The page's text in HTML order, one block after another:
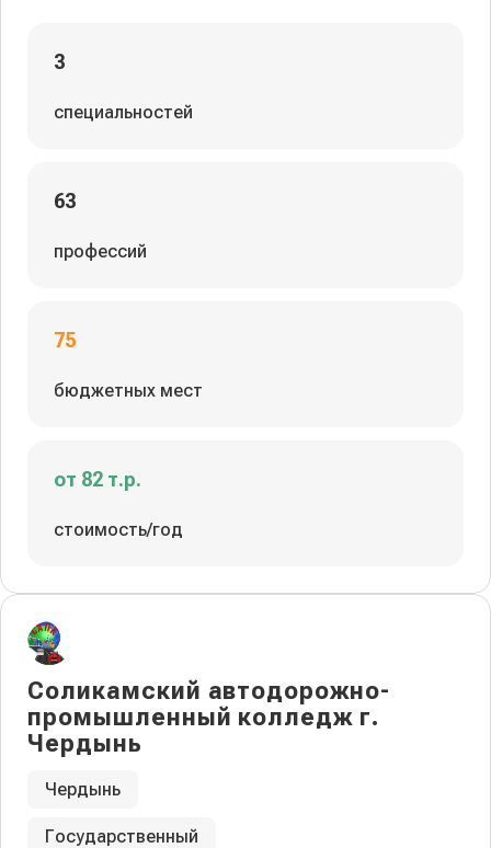
3
специальностей
63
профессий
75
бюджетных мест
от 82 т.р.
стоимость/год
Соликамский автодорожно-
промышленный колледж г.
Чердынь
Чердынь
Государственный